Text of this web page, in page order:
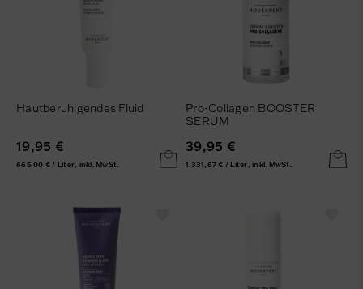
Hautberuhigendes Fluid
19,95 €
665,00 € / Liter, inkl. MwSt.
Pro-Collagen BOOSTER
SERUM
39,95 €
1.331,67 € / Liter, inkl. MwSt.